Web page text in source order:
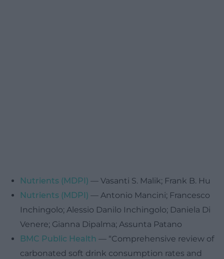
Nutrients (MDPI) — Vasanti S. Malik; Frank B. Hu
Nutrients (MDPI) — Antonio Mancini; Francesco
Inchingolo; Alessio Danilo Inchingolo; Daniela Di
Venere; Gianna Dipalma; Assunta Patano
BMC Public Health — “Comprehensive review of
carbonated soft drink consumption rates and